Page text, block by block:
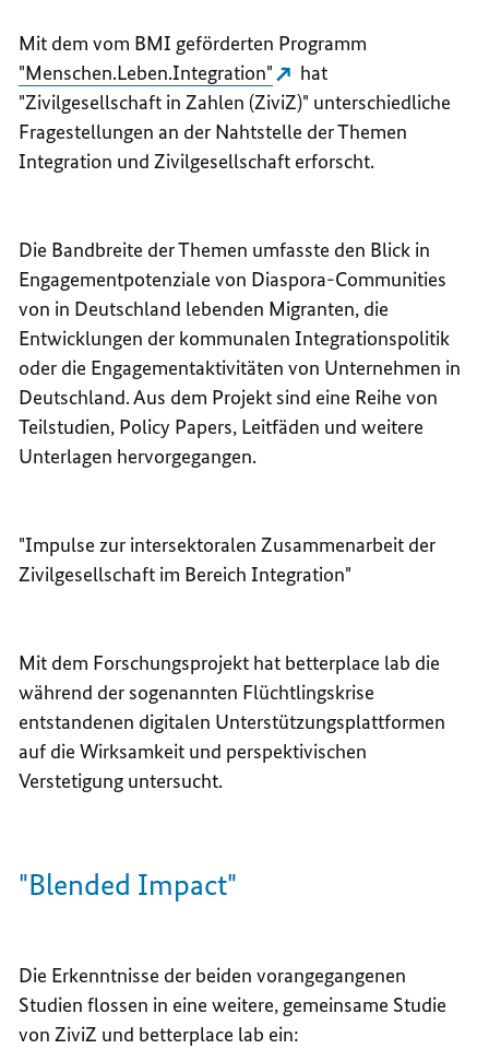
Mit dem vom BMI geförderten Programm
"Menschen.Leben.Integration"
hat
"Zivilgesellschaft in Zahlen (ZiviZ)" unterschiedliche
Fragestellungen an der Nahtstelle der Themen
Integration und Zivilgesellschaft erforscht.
Die Bandbreite der Themen umfasste den Blick in
Engagementpotenziale von Diaspora-Communities
von in Deutschland lebenden Migranten, die
Entwicklungen der kommunalen Integrationspolitik
oder die Engagementaktivitäten von Unternehmen in
Deutschland. Aus dem Projekt sind eine Reihe von
Teilstudien, Policy Papers, Leitfäden und weitere
Unterlagen hervorgegangen.
"Impulse zur intersektoralen Zusammenarbeit der
Zivilgesellschaft im Bereich Integration"
Mit dem Forschungsprojekt hat betterplace lab die
während der sogenannten Flüchtlingskrise
entstandenen digitalen Unterstützungsplattformen
auf die Wirksamkeit und perspektivischen
Verstetigung untersucht.
"Blended Impact"
Die Erkenntnisse der beiden vorangegangenen
Studien flossen in eine weitere, gemeinsame Studie
von ZiviZ und betterplace lab ein: